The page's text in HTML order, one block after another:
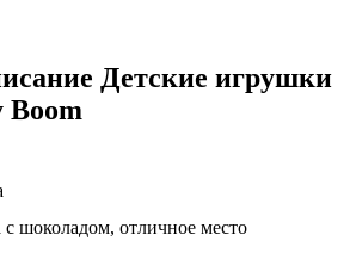
Детские игрушки
Boom
с шоколадом, отличное место